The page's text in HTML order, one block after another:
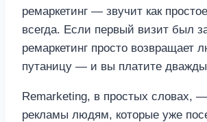
ремаркетинг — звучит как
всегда. Если первый визит был
ремаркетинг просто возвращает
путаницу — и вы платите
Remarketing, в простых словах, —
рекламы людям, которые уже